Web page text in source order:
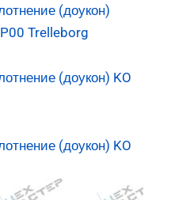
(доукон)
Trelleborg
(доукон) KO
(доукон) KO